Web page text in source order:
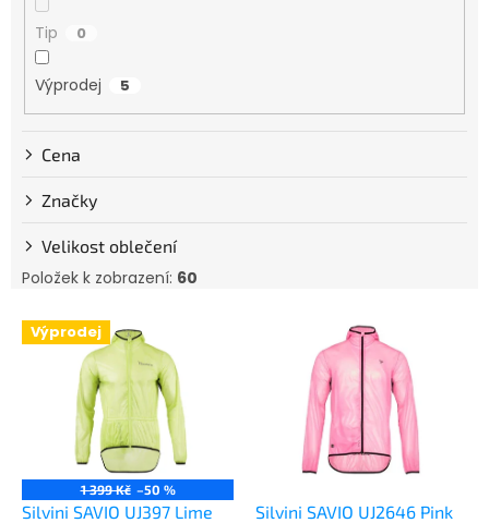
Tip 0
Výprodej 5
Cena
Značky
Velikost oblečení
Položek k zobrazení: 60
V Výprodej
1 399 Kč –50 %
Silvini SAVIO UJ397 Lime Silvini SAVIO UJ2646 Pink